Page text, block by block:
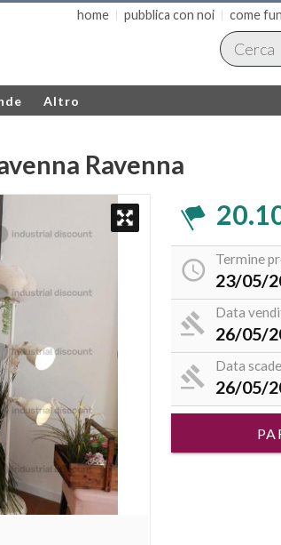
home pubblica con noi come
Altro
Ravenna
Termine
23/05/
Data
26/05/
Data
26/05/